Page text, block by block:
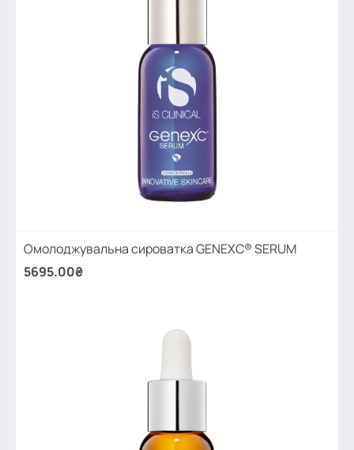
Омолоджувальна сироватка GENEXC® SERUM
5695.00₴